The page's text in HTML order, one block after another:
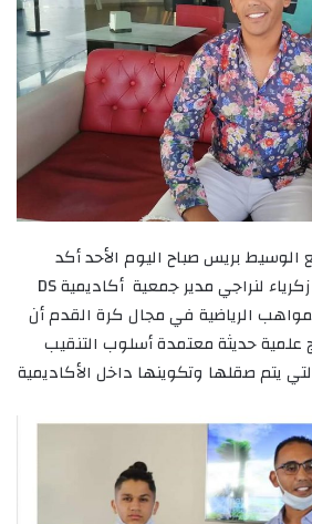
بريس صباح اليوم الأحد أكد
المديرالرياضي المغربي زكرياء لنراجي مدير جمعية أكاديمية DS
الرياضية في مجال كرة القدم أن
علمية حديثة معتمدة أسلوب التنقيب
يتم صقلها وتكوينها داخل الأكاديمية